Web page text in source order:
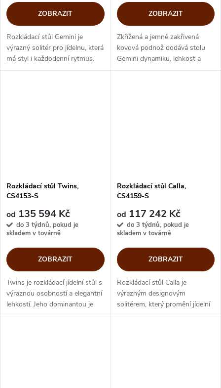
ZOBRAZIT
Rozkládací stůl Gemini je
výrazný solitér pro jídelnu, která
má styl i každodenní rytmus.
Spojuje elegantní skleněnou
ZOBRAZIT
Zkřížená a jemně zakřivená
kovová podnož dodává stolu
Gemini dynamiku, lehkost a
zároveň pevnou stabilitu. Díky
Rozkládací stůl Twins,
CS4153-S
od 135 594 Kč
do 3 týdnů, pokud je
skladem v továrně
ZOBRAZIT
Twins je rozkládací jídelní stůl s
výraznou osobností a elegantní
lehkostí. Jeho dominantou je
elegantní báze tvořená dvěma
Rozkládací stůl Calla,
CS4159-S
od 117 242 Kč
do 3 týdnů, pokud je
skladem v továrně
ZOBRAZIT
Rozkládací stůl Calla je
výrazným designovým
solitérem, který promění jídelní
prostor v elegantní centrum